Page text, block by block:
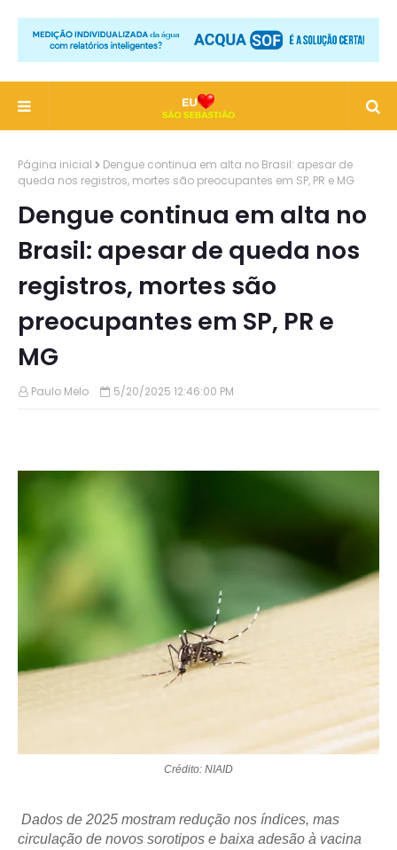
Página inicial
Dengue continua em alta no Brasil: apesar de
queda nos registros, mortes são preocupantes em SP, PR e MG
Dengue continua em alta no
Brasil: apesar de queda nos
registros, mortes são
preocupantes em SP, PR e
MG
Paulo Melo 5/20/2025 12:46:00 PM
Crédito: NIAID
Dados de 2025 mostram redução nos índices, mas
circulação de novos sorotipos e baixa adesão à vacina